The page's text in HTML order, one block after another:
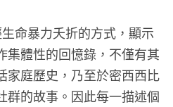
命暴力夭折的方式，顯示
集體性的回憶錄，不僅有其
家庭歷史，乃至於密西西比
群的故事。因此每一描述個